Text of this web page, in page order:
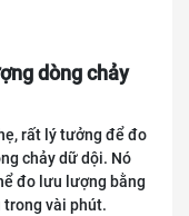
dòng chảy
rất lý tưởng để đo
chảy dữ dội. Nó
đo lưu lượng bằng
trong vài phút.